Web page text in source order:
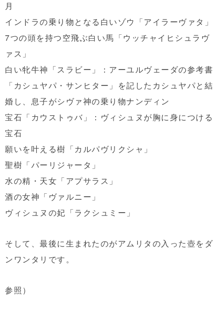
月
インドラの乗り物となる白いゾウ「アイラーヴァタ」
7つの頭を持つ空飛ぶ白い馬「ウッチャイヒシュラヴ
ァス」
白い牝牛神「スラビー」：アーユルヴェーダの参考書
「カシュヤパ・サンヒター」を記したカシュヤパと結
婚し、息子がシヴァ神の乗り物ナンディン
宝石「カウストゥバ」：ヴィシュヌが胸に身につける
宝石
願いを叶える樹「カルパヴリクシャ」
聖樹「パーリジャータ」
水の精・天女「アプサラス」
酒の女神「ヴァルニー」
ヴィシュヌの妃「ラクシュミー」
そして、最後に生まれたのがアムリタの入った壺をダ
ンワンタリです。
参照）